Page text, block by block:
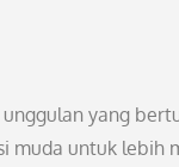
yang
untuk lebih